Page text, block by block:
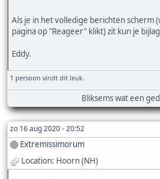
Als je in het volledige berichten scherm
pagina op "Reageer" klikt) zit kun je
Eddy.
1 persoon vindt dit leuk.
Bliksems wat een
zo 16 aug 2020 - 20:52
Extremissimorum
Location: Hoorn (NH)